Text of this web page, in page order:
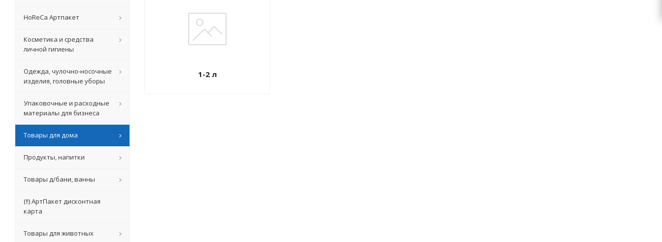
1-2 л
HoReCa Артпакет
Косметика и средства
личной гигиены
Одежда, чулочно-носочные
изделия, головные уборы
Упаковочные и расходные
материалы для бизнеса
Товары для дома
Продукты, напитки
Товары д/бани, ванны
(!!) АртПакет дисконтная
карта
Товары для животных